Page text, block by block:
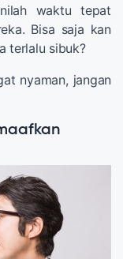
waktu tepat
Bisa saja kan
terlalu sibuk?
nyaman, jangan